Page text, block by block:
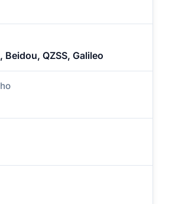
Beidou, QZSS, Galileo